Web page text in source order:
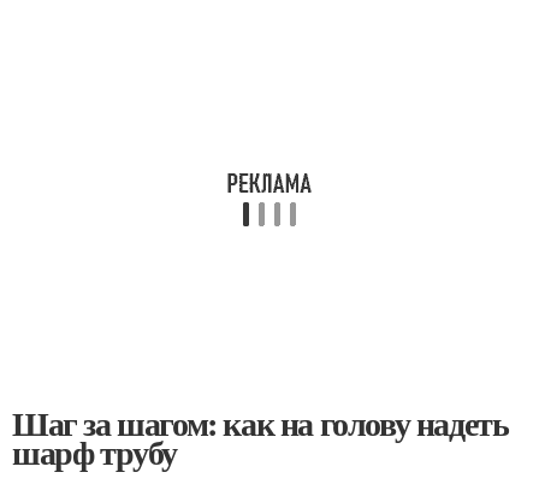
Шаг за шагом: как на голову надеть
шарф трубу